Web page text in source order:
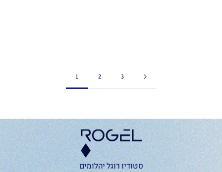
1 2 3
סטודיו רוגל יהלומים